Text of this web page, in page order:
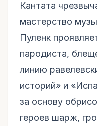
Кантата
мастерство
Пуленк
пародиста,
линию
историй» и
за основу
героев шарж,